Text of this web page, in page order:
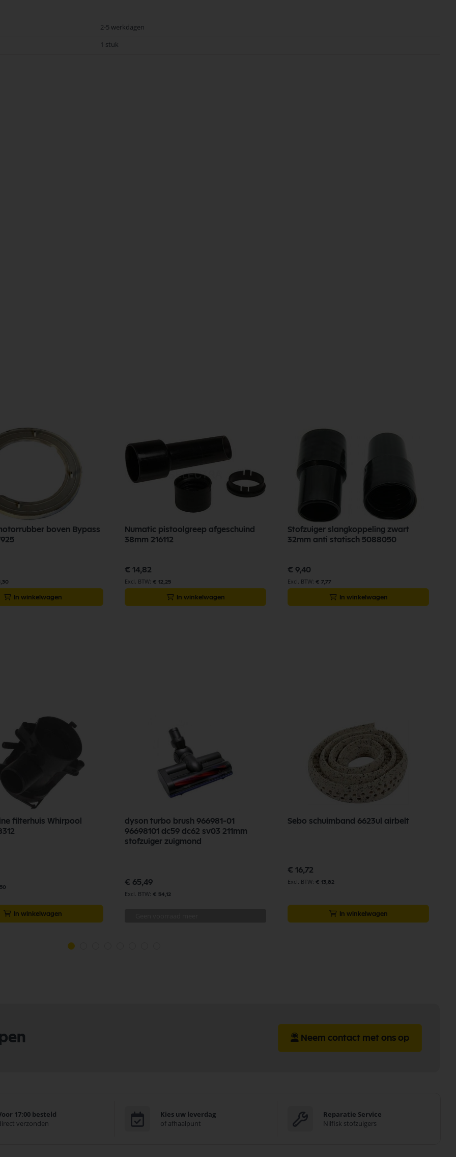
van Sebo Onderdelen vandaag nog en bestel eenvoudig online.
2-5 werkdagen
1 stuk
In winkelwagen
Numatic pistoolgreep afgeschuind
38mm 216112
€ 14,82
€ 12,25
In winkelwagen
Stofzuiger slangkoppeling zwart
32mm anti statisch 5088050
€ 9,40
€ 7,77
In winkelwagen
filterhuis Whirpool
In winkelwagen
dyson turbo brush 966981-01
96698101 dc59 dc62 sv03 211mm
stofzuiger zuigmond
€ 65,49
€ 54,12
Sebo schuimband 6623ul airbelt
€ 16,72
€ 13,82
In winkelwagen
Neem contact met ons op
17:00 besteld
verzonden
Kies uw leverdag
of afhaalpunt
Reparatie Service
Nilfisk stofzuigers